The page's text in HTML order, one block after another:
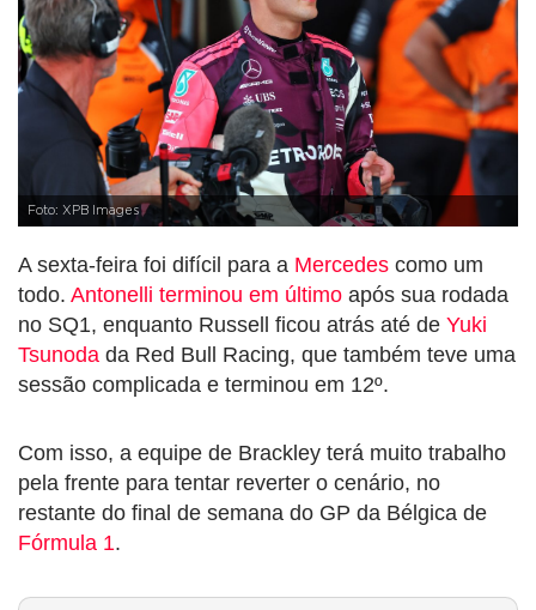
Foto: XPB Images
A sexta-feira foi difícil para a Mercedes como um
todo. Antonelli terminou em último após sua rodada
no SQ1, enquanto Russell ficou atrás até de Yuki
Tsunoda da Red Bull Racing, que também teve uma
sessão complicada e terminou em 12º.
Com isso, a equipe de Brackley terá muito trabalho
pela frente para tentar reverter o cenário, no
restante do final de semana do GP da Bélgica de
Fórmula 1.